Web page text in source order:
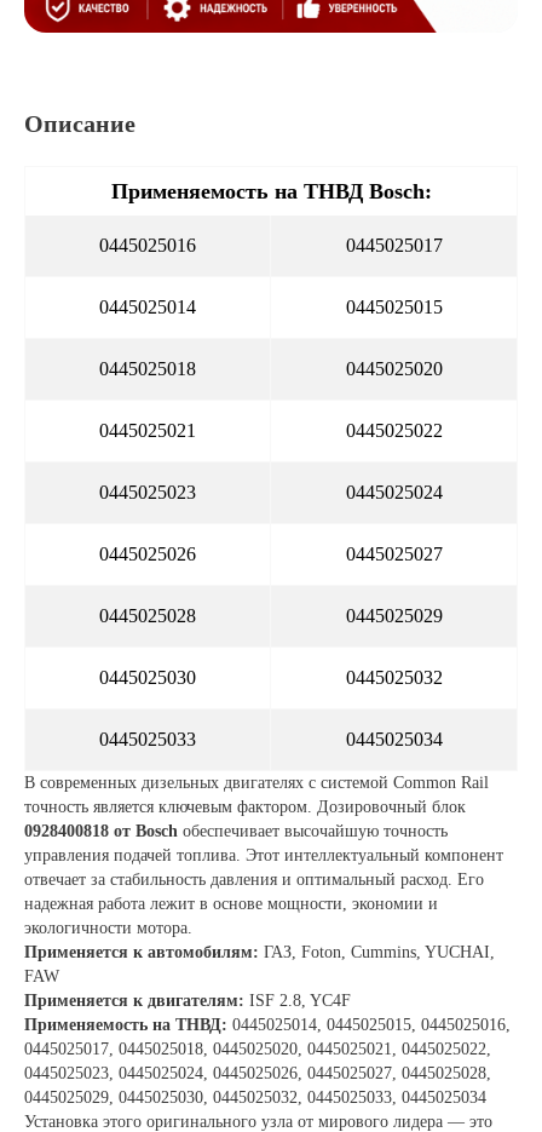
Описание
Применяемость на ТНВД Bosch:
0445025016 0445025017
0445025014 0445025015
0445025018 0445025020
0445025021 0445025022
0445025023 0445025024
0445025026 0445025027
0445025028 0445025029
0445025030 0445025032
0445025033 0445025034
В современных дизельных двигателях с системой Common Rail
точность является ключевым фактором. Дозировочный блок
0928400818 от Bosch обеспечивает высочайшую точность
управления подачей топлива. Этот интеллектуальный компонент
отвечает за стабильность давления и оптимальный расход. Его
надежная работа лежит в основе мощности, экономии и
экологичности мотора.
Применяется к автомобилям: ГАЗ, Foton, Cummins, YUCHAI,
FAW
Применяется к двигателям: ISF 2.8, YC4F
Применяемость на ТНВД: 0445025014, 0445025015, 0445025016,
0445025017, 0445025018, 0445025020, 0445025021, 0445025022,
0445025023, 0445025024, 0445025026, 0445025027, 0445025028,
0445025029, 0445025030, 0445025032, 0445025033, 0445025034
Установка этого оригинального узла от мирового лидера — это